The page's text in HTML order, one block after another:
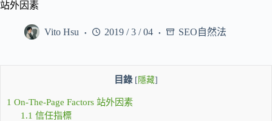
站外因素
Vito Hsu 2019 / 3 / 04 SEO自然法
目錄 [ 隱藏]
1 On-The-Page Factors 站外因素
1.1 信任指標